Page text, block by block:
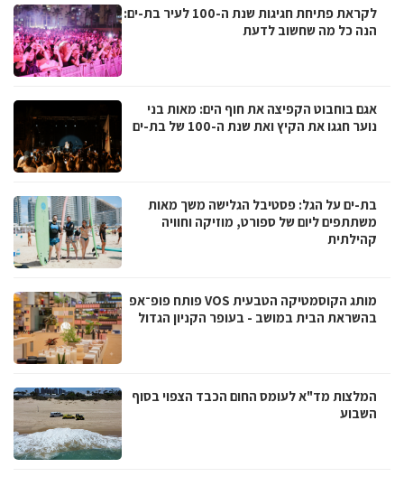
לקראת פתיחת חגיגות שנת ה-100 לעיר בת-ים:
הנה כל מה שחשוב לדעת
אגם בוחבוט הקפיצה את חוף הים: מאות בני
נוער חגגו את הקיץ ואת שנת ה-100 של בת-ים
בת-ים על הגל: פסטיבל הגלישה משך מאות
משתתפים ליום של ספורט, מוזיקה וחוויה
קהילתית
מותג הקוסמטיקה הטבעית VOS פותח פופ־אפ
בהשראת הבית במושב - בעופר הקניון הגדול
המלצות מד"א לעומס החום הכבד הצפוי בסוף
השבוע